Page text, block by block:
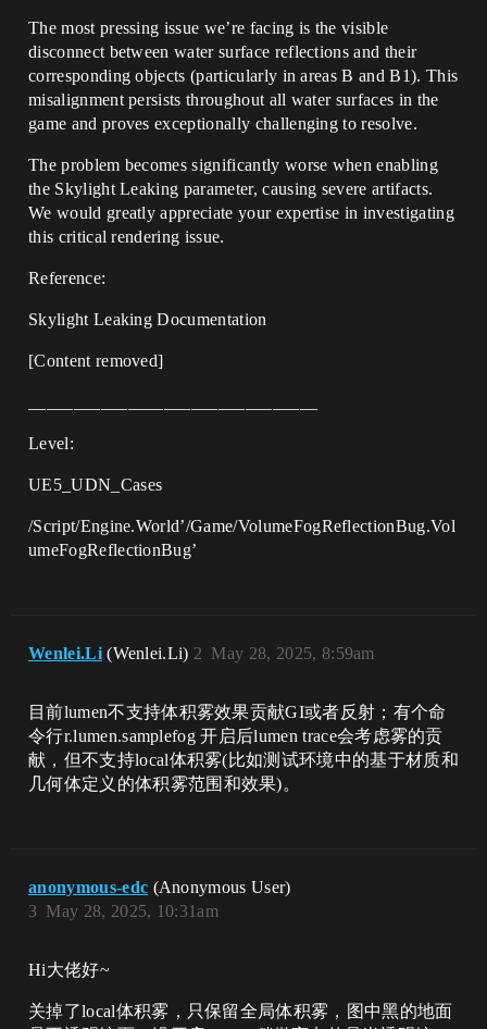
The most pressing issue we’re facing is the visible
disconnect between water surface reflections and their
corresponding objects (particularly in areas B and B1). This
misalignment persists throughout all water surfaces in the
game and proves exceptionally challenging to resolve.
The problem becomes significantly worse when enabling
the Skylight Leaking parameter, causing severe artifacts.
We would greatly appreciate your expertise in investigating
this critical rendering issue.
​​Reference:​​
Skylight Leaking Documentation
[Content removed]
Level:
UE5_UDN_Cases
/Script/Engine.World’/Game/VolumeFogReflectionBug.Vol
umeFogReflectionBug’
Wenlei.Li (Wenlei.Li) May 28, 2025, 8:59am
2
目前lumen不支持体积雾效果贡献GI或者反射；有个命
令行r.lumen.samplefog 开启后lumen trace会考虑雾的贡
献，但不支持local体积雾(比如测试环境中的基于材质和
几何体定义的体积雾范围和效果)。
anonymous-edc (Anonymous User)
May 28, 2025, 10:31am
3
Hi大佬好~
关掉了local体积雾，只保留全局体积雾，图中黑的地面